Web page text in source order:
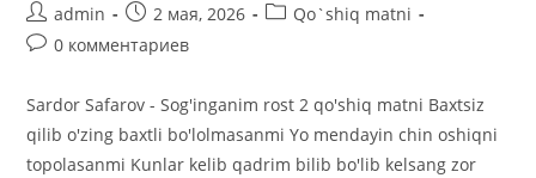
Автор
записи:
admin
Запись
опубликована:
2 мая, 2026
Рубрика
Qo`shiq matni
Комментарии
записи:
0 комментариев
Sardor Safarov - Sog'inganim rost 2 qo'shiq matni Baxtsiz
qilib o'zing baxtli bo'lolmasanmi Yo mendayin chin oshiqni
topolasanmi Kunlar kelib qadrim bilib bo'lib kelsang zor